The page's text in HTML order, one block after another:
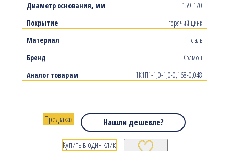
Диаметр основания, мм
159-170
Покрытие
горячий цинк
Материал
сталь
Бренд
Сэлмон
Аналог товарам
1К1П1-1,0-1,0-0,168-0,048
Нашли дешевле?
Предзаказ
Купить в один клик